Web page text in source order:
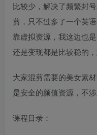
比较少，解决了频繁封
剪，只不过多了一个英
靠虚拟资源，我这边也
还是变现都是比较稳的
大家混剪需要的美女素
是安全的颜值资源，不
课程目录：